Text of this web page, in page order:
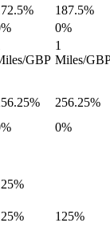
187.5%
0%
GBP
1
Miles/
256.25%
0%
125%